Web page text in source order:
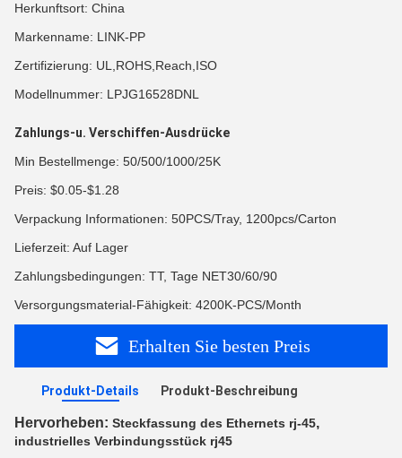
Herkunftsort: China
Markenname: LINK-PP
Zertifizierung: UL,ROHS,Reach,ISO
Modellnummer: LPJG16528DNL
Zahlungs-u. Verschiffen-Ausdrücke
Min Bestellmenge: 50/500/1000/25K
Preis: $0.05-$1.28
Verpackung Informationen: 50PCS/Tray, 1200pcs/Carton
Lieferzeit: Auf Lager
Zahlungsbedingungen: TT, Tage NET30/60/90
Versorgungsmaterial-Fähigkeit: 4200K-PCS/Month
Erhalten Sie besten Preis
Produkt-Details Produkt-Beschreibung
Hervorheben: Steckfassung des Ethernets rj-45,
industrielles Verbindungsstück rj45